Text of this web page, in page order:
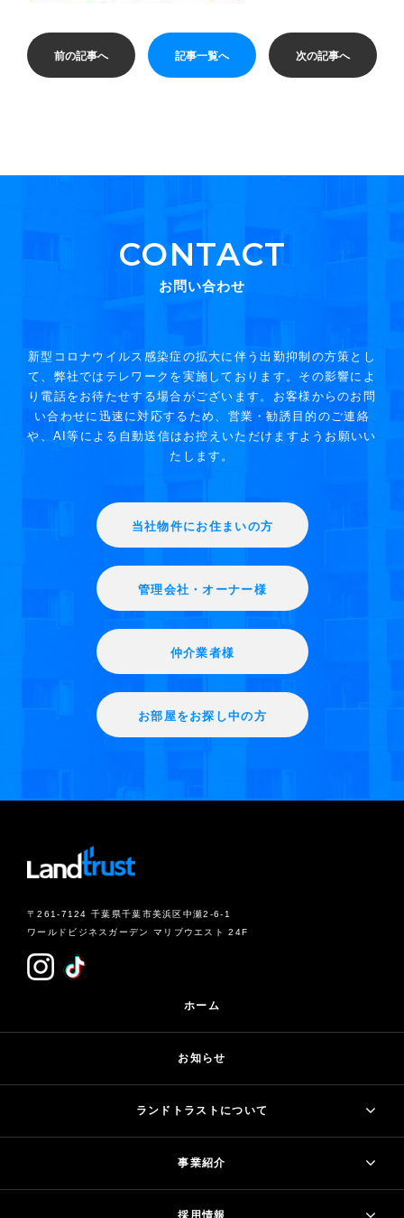
前の記事へ 記事一覧へ 次の記事へ
CONTACT
お問い合わせ
新型コロナウイルス感染症の拡大に伴う出勤抑制の方策とし
て、弊社ではテレワークを実施しております。その影響によ
り電話をお待たせする場合がございます。お客様からのお問
い合わせに迅速に対応するため、営業・勧誘目的のご連絡
や、AI等による自動送信はお控えいただけますようお願いい
たします。
当社物件にお住まいの方
管理会社・オーナー様
仲介業者様
お部屋をお探し中の方
〒261-7124 千葉県千葉市美浜区中瀬2-6-1
ワールドビジネスガーデン マリブウエスト 24F
ホーム
お知らせ
ランドトラストについて
事業紹介
採用情報